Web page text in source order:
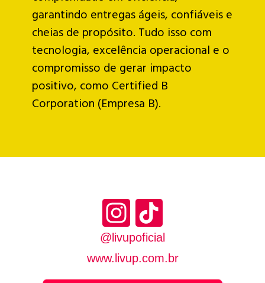
garantindo entregas ágeis, confiáveis e
cheias de propósito. Tudo isso com
tecnologia, excelência operacional e o
compromisso de gerar impacto
positivo, como Certified B
Corporation (Empresa B).
@livupoficial
www.livup.com.br